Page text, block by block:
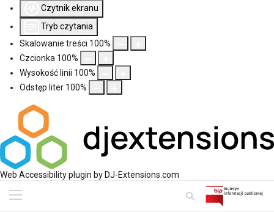
Czytnik ekranu
Tryb czytania
Skalowanie treści 100%
Czcionka 100%
Wysokość linii 100%
Odstęp liter 100%
Web Accessibility plugin by DJ-Extensions.com